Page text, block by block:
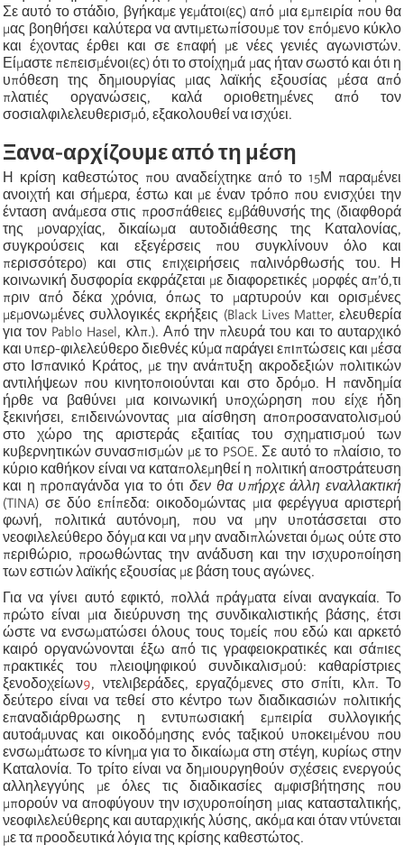
Σε αυτό το στάδιο, βγήκαμε γεμάτοι(ες) από μια εμπειρία που θα
μας βοηθήσει καλύτερα να αντιμετωπίσουμε τον επόμενο κύκλο
και έχοντας έρθει και σε επαφή με νέες γενιές αγωνιστών.
Είμαστε πεπεισμένοι(ες) ότι το στοίχημά μας ήταν σωστό και ότι η
υπόθεση της δημιουργίας μιας λαϊκής εξουσίας μέσα από
πλατιές οργανώσεις, καλά οριοθετημένες από τον
σοσιαλφιλελευθερισμό, εξακολουθεί να ισχύει.
Ξανα-αρχίζουμε από τη μέση
Η κρίση καθεστώτος που αναδείχτηκε από το 15Μ παραμένει
ανοιχτή και σήμερα, έστω και με έναν τρόπο που ενισχύει την
ένταση ανάμεσα στις προσπάθειες εμβάθυνσής της (διαφθορά
της μοναρχίας, δικαίωμα αυτοδιάθεσης της Καταλονίας,
συγκρούσεις και εξεγέρσεις που συγκλίνουν όλο και
περισσότερο) και στις επιχειρήσεις παλινόρθωσής του. Η
κοινωνική δυσφορία εκφράζεται με διαφορετικές μορφές απ’ό,τι
πριν από δέκα χρόνια, όπως το μαρτυρούν και ορισμένες
μεμονωμένες συλλογικές εκρήξεις (Black Lives Matter, ελευθερία
για τον Pablo Hasel, κλπ.). Από την πλευρά του και το αυταρχικό
και υπερ-φιλελεύθερο διεθνές κύμα παράγει επιπτώσεις και μέσα
στο Ισπανικό Κράτος, με την ανάπτυξη ακροδεξιών πολιτικών
αντιλήψεων που κινητοποιούνται και στο δρόμο. Η πανδημία
ήρθε να βαθύνει μια κοινωνική υποχώρηση που είχε ήδη
ξεκινήσει, επιδεινώνοντας μια αίσθηση αποπροσανατολισμού
στο χώρο της αριστεράς εξαιτίας του σχηματισμού των
κυβερνητικών συνασπισμών με το PSOE. Σε αυτό το πλαίσιο, το
κύριο καθήκον είναι να καταπολεμηθεί η πολιτική αποστράτευση
και η προπαγάνδα για το ότιδεν θα υπήρχε άλλη εναλλακτική
(TINA) σε δύο επίπεδα: οικοδομώντας μια φερέγγυα αριστερή
φωνή, πολιτικά αυτόνομη, που να μην υποτάσσεται στο
νεοφιλελεύθερο δόγμα και να μην αναδιπλώνεται όμως ούτε στο
περιθώριο, προωθώντας την ανάδυση και την ισχυροποίηση
των εστιών λαϊκής εξουσίας με βάση τους αγώνες.
Για να γίνει αυτό εφικτό, πολλά πράγματα είναι αναγκαία. Το
πρώτο είναι μια διεύρυνση της συνδικαλιστικής βάσης, έτσι
ώστε να ενσωματώσει όλους τους τομείς που εδώ και αρκετό
καιρό οργανώνονται έξω από τις γραφειοκρατικές και σάπιες
πρακτικές του πλειοψηφικού συνδικαλισμού: καθαρίστριες
ξενοδοχείων9, ντελιβεράδες, εργαζόμενες στο σπίτι, κλπ. Το
δεύτερο είναι να τεθεί στο κέντρο των διαδικασιών πολιτικής
επαναδιάρθρωσης η εντυπωσιακή εμπειρία συλλογικής
αυτοάμυνας και οικοδόμησης ενός ταξικού υποκειμένου που
ενσωμάτωσε το κίνημα για το δικαίωμα στη στέγη, κυρίως στην
Καταλονία. Το τρίτο είναι να δημιουργηθούν σχέσεις ενεργούς
αλληλεγγύης με όλες τις διαδικασίες αμφισβήτησης που
μπορούν να αποφύγουν την ισχυροποίηση μιας κατασταλτικής,
νεοφιλελεύθερης και αυταρχικής λύσης, ακόμα και όταν ντύνεται
με τα προοδευτικά λόγια της κρίσης καθεστώτος.